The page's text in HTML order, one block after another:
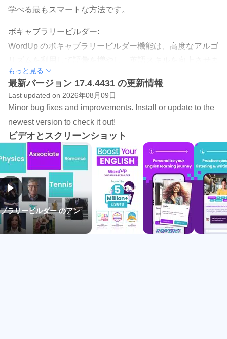
学べる最もスマートな方法です。
ボキャブラリービルダー:
WordUp のボキャブラリービルダー機能は、高度なアルゴ
す。現在の知識に基づいて毎日新しい単語を推奨し、徐々
に語学力を高めることができます。WordUp は、毎日の単
語を学習ルーチンに組み込むことで、着実かつ一貫した語
彙力の向上を保証します。
ナレッジ マップ
WordUp は、知っている単語と知らない単語を特定し、ナ
レッジ マップを作成するのに役立ちます。語彙力のギャ
ップを特定し、重点的に学習すべき最も重要で役に立つ英
語の単語を提案することで、新しい単語の学習をサポート
します。毎日の語彙を取り入れて進捗状況を追跡すること
で、ナレッジマップは着実に語彙を増やし、英語の単語の
もっと見る
最新バージョン 17.4.4431 の更新情報
Last updated on 2026年08月09日
Minor bug fixes and improvements. Install or update to the
newest version to check it out!
ビデオとスクリーンショット
ラリービルダー のアン